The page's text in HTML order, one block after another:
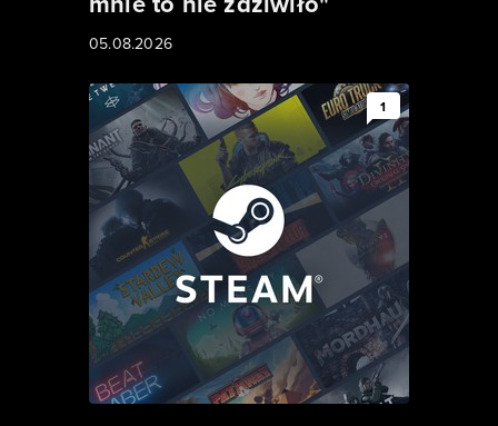
05.08.2026
1